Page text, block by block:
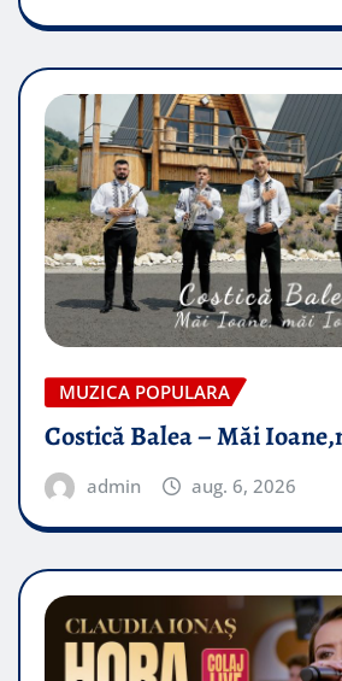
MUZICA POPULARA
Costică Balea – Măi
admin aug. 6, 2026